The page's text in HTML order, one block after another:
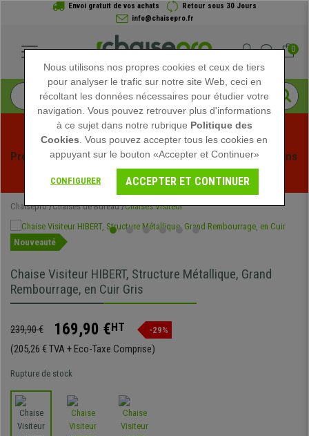
Envoi gratuit de vos achats
Retour sous 30 Jours
info@chaisepro.fr
0
Profitez des soldes d'été chez Chaisepro ! Des réductions
exclusives pour une durée limitée - Voir l'offre
Chaisepro Chaises de Bureau Chaises Visiteur
Nouveauté
Chaise Visiteur HIBERT, Structure Métallique, Grand
Rembourrage, en Cuir Gris
239,90 € 169,90 €HT -29%
(205,26 € TVA + Eco-Taxe Comprise)
Rupture de stock
Nous utilisons nos propres cookies et ceux de tiers
pour analyser le trafic sur notre site Web, ceci en
récoltant les données nécessaires pour étudier votre
navigation. Vous pouvez retrouver plus d'informations
à ce sujet dans notre rubrique Politique des
Cookies . Vous pouvez accepter tous les cookies en
appuyant sur le bouton «Accepter et Continuer»
CONFIGURER ACCEPTER ET CONTINUER